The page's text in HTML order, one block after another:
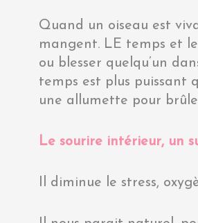
Quand un oiseau est
mangent. LE temps et
ou blesser quelqu’un
temps est plus puissant
une allumette pour
Le sourire intérieur, un
Il diminue le stress,